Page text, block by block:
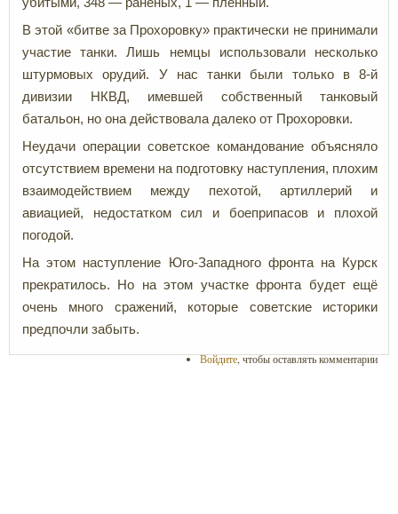
В этой «битве за Прохоровку» практически не принимали
участие танки. Лишь немцы использовали несколько
штурмовых орудий. У нас танки были только в 8-й
дивизии НКВД, имевшей собственный танковый
батальон, но она действовала далеко от Прохоровки.
Неудачи операции советское командование объясняло
отсутствием времени на подготовку наступления, плохим
взаимодействием между пехотой, артиллерий и
авиацией, недостатком сил и боеприпасов и плохой
погодой.
На этом наступление Юго-Западного фронта на Курск
прекратилось. Но на этом участке фронта будет ещё
очень много сражений, которые советские историки
предпочли забыть.
Войдите, чтобы оставлять комментарии